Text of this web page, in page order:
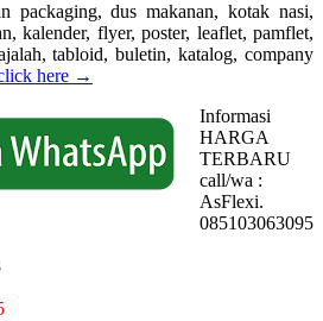
packaging, dus makanan, kotak nasi,
kalender, flyer, poster, leaflet, pamflet,
tabloid, buletin, katalog, company
here →
Informasi
HARGA
TERBARU
call/wa :
AsFlexi.
085103063095